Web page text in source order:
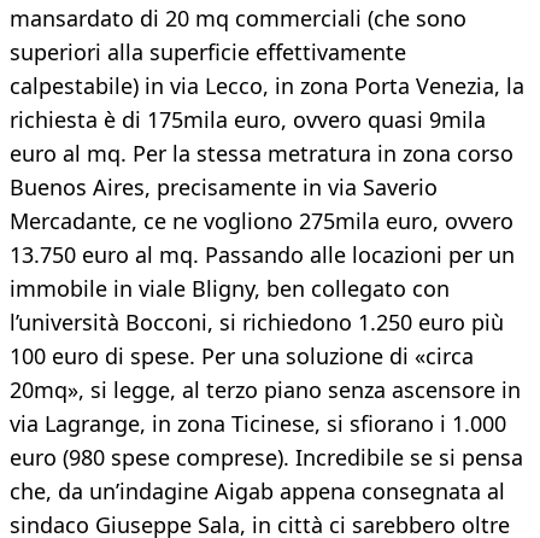
mansardato di 20 mq commerciali (che sono
superiori alla superficie effettivamente
calpestabile) in via Lecco, in zona Porta Venezia, la
richiesta è di 175mila euro, ovvero quasi 9mila
euro al mq. Per la stessa metratura in zona corso
Buenos Aires, precisamente in via Saverio
Mercadante, ce ne vogliono 275mila euro, ovvero
13.750 euro al mq. Passando alle locazioni per un
immobile in viale Bligny, ben collegato con
l’università Bocconi, si richiedono 1.250 euro più
100 euro di spese. Per una soluzione di «circa
20mq», si legge, al terzo piano senza ascensore in
via Lagrange, in zona Ticinese, si sfiorano i 1.000
euro (980 spese comprese). Incredibile se si pensa
che, da un’indagine Aigab appena consegnata al
sindaco Giuseppe Sala, in città ci sarebbero oltre